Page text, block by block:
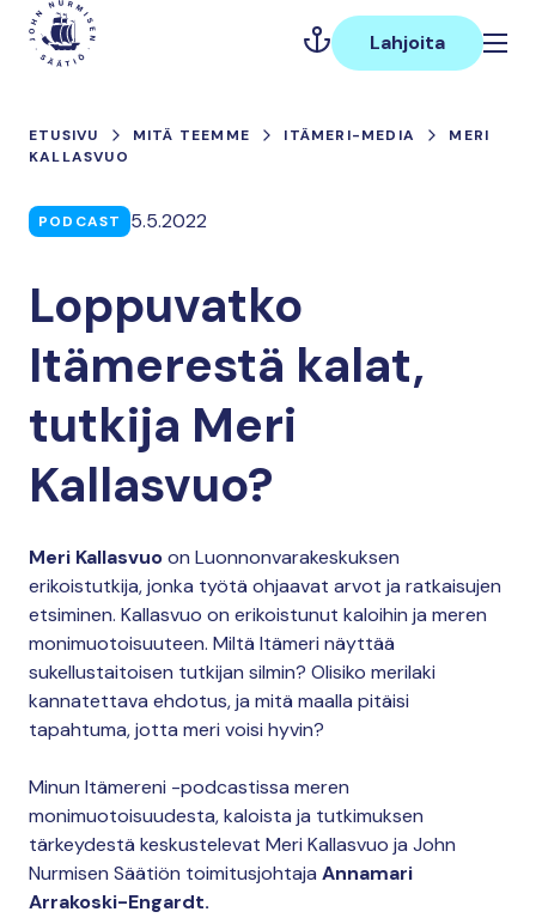
Hyppää
sisältöön
Päävalikko
Lahjoita
ETUSIVU MITÄ TEEMME ITÄMERI-MEDIA
MERI
KALLASVUO
PODCAST 5.5.2022
Loppuvatko
Itämerestä kalat,
tutkija Meri
Kallasvuo?
Meri Kallasvuoon Luonnonvarakeskuksen
erikoistutkija, jonka työtä ohjaavat arvot ja ratkaisujen
etsiminen. Kallasvuo on erikoistunut kaloihin ja meren
monimuotoisuuteen. Miltä Itämeri näyttää
sukellustaitoisen tutkijan silmin? Olisiko merilaki
kannatettava ehdotus, ja mitä maalla pitäisi
tapahtuma, jotta meri voisi hyvin?
Minun Itämereni -podcastissa meren
monimuotoisuudesta, kaloista ja tutkimuksen
tärkeydestä keskustelevat Meri Kallasvuo ja John
Nurmisen Säätiön toimitusjohtaja Annamari
Arrakoski-Engardt.